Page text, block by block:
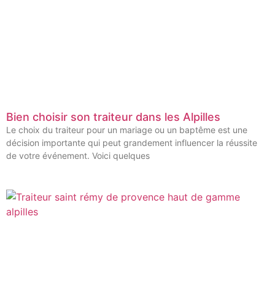
Bien choisir son traiteur dans les Alpilles
Le choix du traiteur pour un mariage ou un baptême est une
décision importante qui peut grandement influencer la réussite
de votre événement. Voici quelques